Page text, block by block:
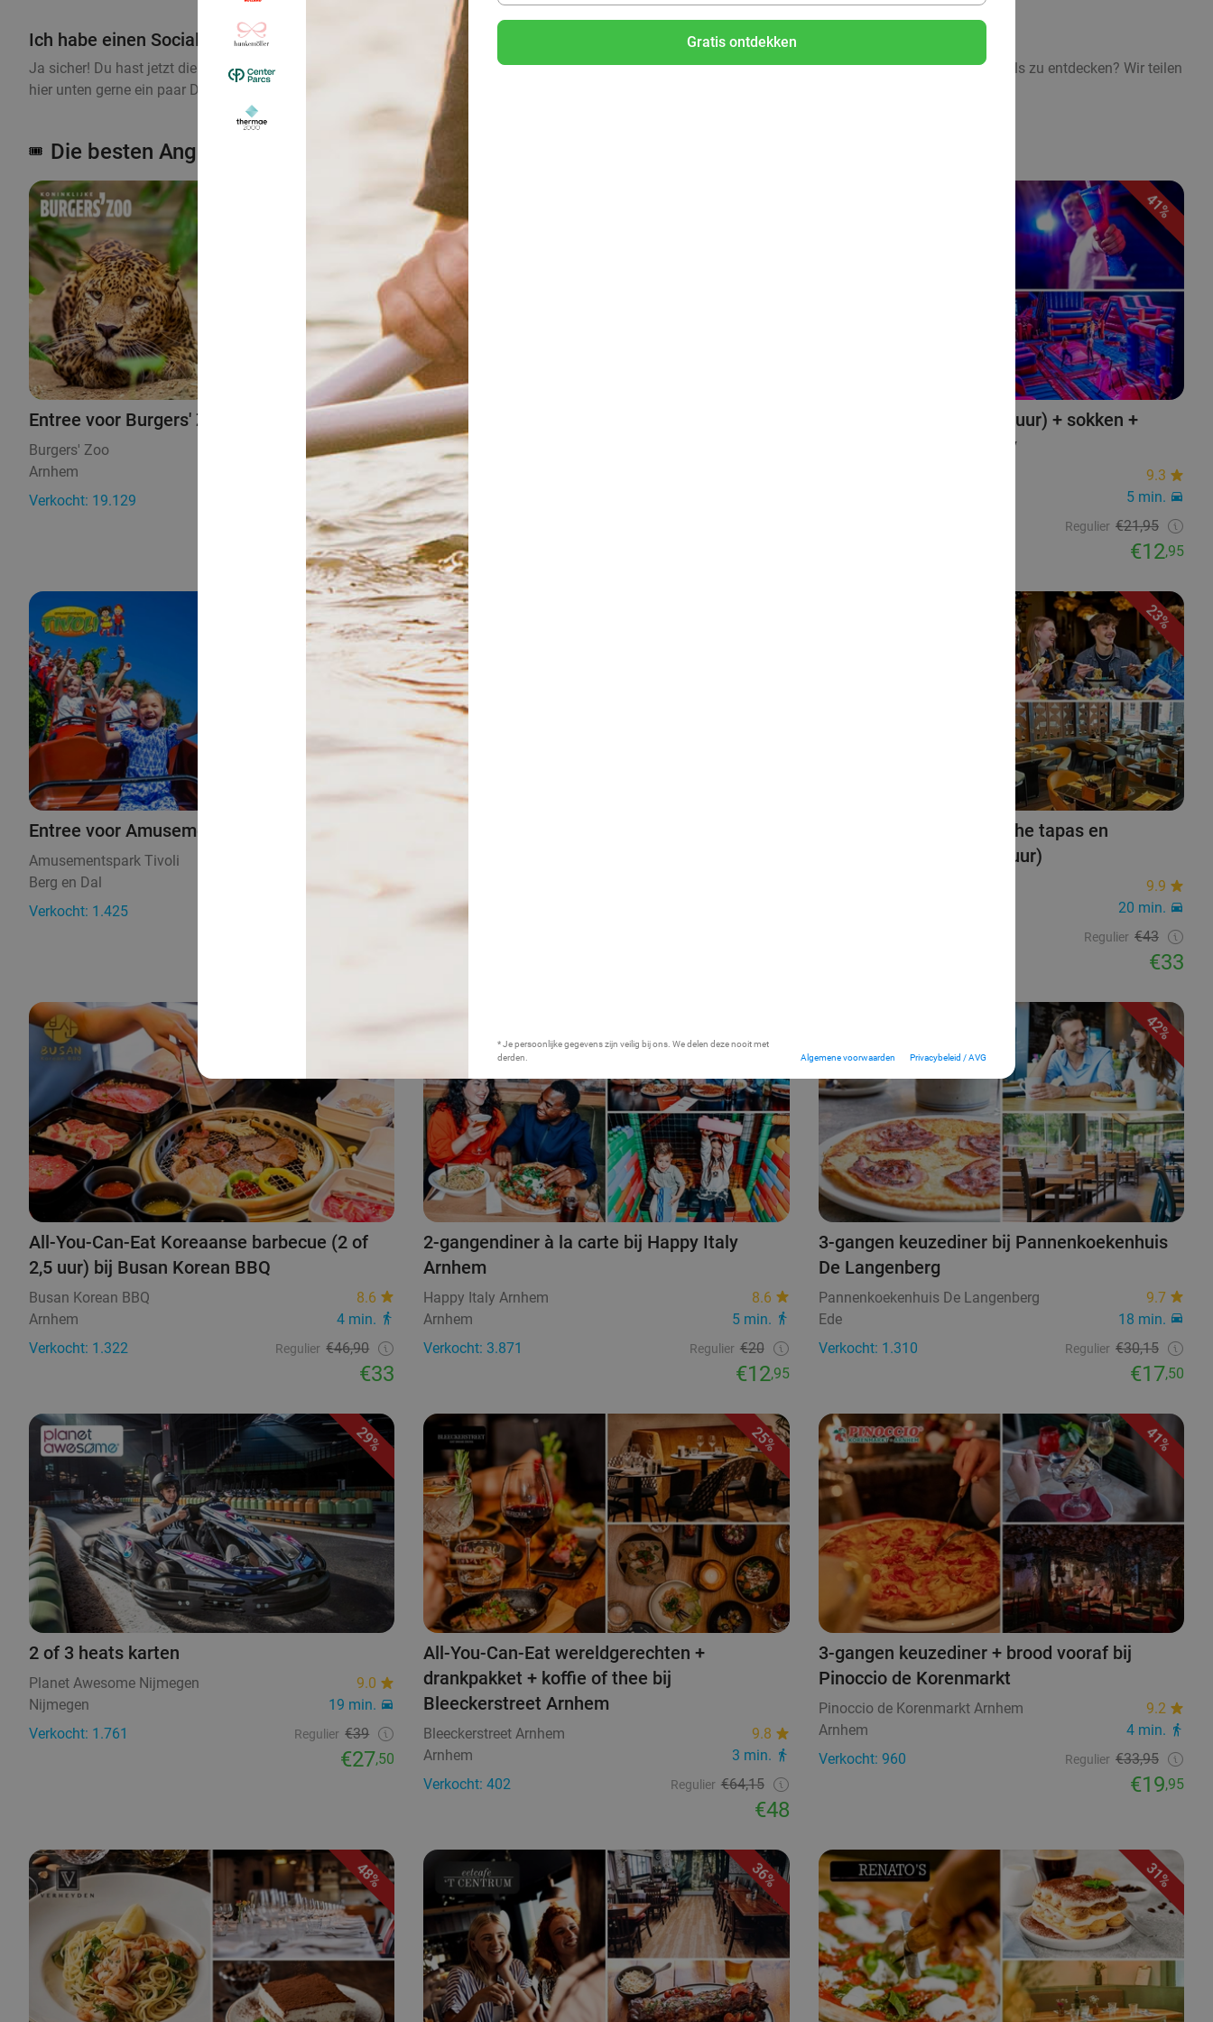
Gratis ontdekken
* Je persoonlijke gegevens zijn veilig bij ons. We delen deze nooit met
derden.
Algemene voorwaarden Privacybeleid / AVG
Ich habe einen Social Deal-Account, kann ich nun Deals kaufen?
Ja sicher! Du hast jetzt die Möglichkeit, alle unsere Deals zu kaufen. Lese hier mehr über denKauf eines Deals bei Social Deal. Bist Du bereit um die Topdeals zu entdecken? Wir teilen
hier unten gerne ein paar Deal inspirationen mit Dir. Entdecke die besten Deal in Deiner Nähe.
🎟️ Die besten Angebote in der Region Arnhem
18%
Entree voor Burgers' Zoo
Burgers' Zoo
9.6
Arnhem
Verkocht: 19.129
€25,50
All-You-Can-Eat & Drink (3 uur) bij Triavium
Wereldkeuken Triavium
Nijmegen
Verkocht: 4.765
41%
Entree Bounce Valley (2 uur) + sokken +
verkoelende slush puppy
9.3
5 min.
Regulier €21,95
€12,95
12%
Entree voor Amusementspark Tivoli
Amusementspark Tivoli
Berg en Dal
Verkocht: 1.425
Nijmegen (+2 locaties)
23%
All-You-Can-Eat Aziatische tapas en
Koreaanse barbecue (3 uur)
9.9
20 min.
Regulier €43
€33
All-You-Can-Eat Koreaanse barbecue (2 of
2,5 uur) bij Busan Korean BBQ
Busan Korean BBQ
8.6
Arnhem
4 min.
Verkocht: 1.322
Regulier €46,90
€33
2-gangendiner à la carte bij Happy Italy
Arnhem
Happy Italy Arnhem
8.6
Arnhem
5 min.
Verkocht: 3.871
Regulier €20
€12,95
42%
3-gangen keuzediner bij Pannenkoekenhuis
De Langenberg
Pannenkoekenhuis De Langenberg
9.7
Ede
18 min.
Verkocht: 1.310
Regulier €30,15
€17,50
29%
2 of 3 heats karten
Planet Awesome Nijmegen
9.0
Nijmegen
19 min.
Verkocht: 1.761
Regulier €39
€27,50
25%
All-You-Can-Eat wereldgerechten +
drankpakket + koffie of thee bij
Bleeckerstreet Arnhem
Bleeckerstreet Arnhem
9.8
Arnhem
3 min.
Verkocht: 402
Regulier €64,15
€48
41%
3-gangen keuzediner + brood vooraf bij
Pinoccio de Korenmarkt
Pinoccio de Korenmarkt Arnhem
9.2
Arnhem
4 min.
Verkocht: 960
Regulier €33,95
€19,95
48% 36% 31%